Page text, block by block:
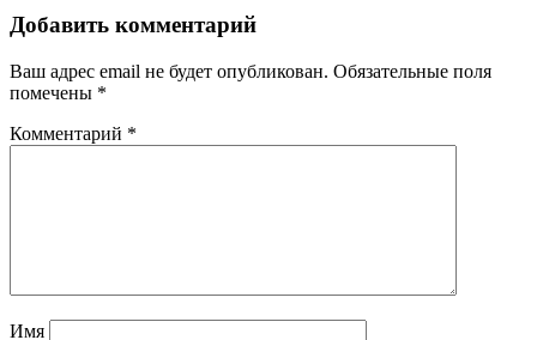
Добавить комментарий
Ваш адрес email не будет опубликован. Обязательные поля
помечены *
Комментарий *
Имя